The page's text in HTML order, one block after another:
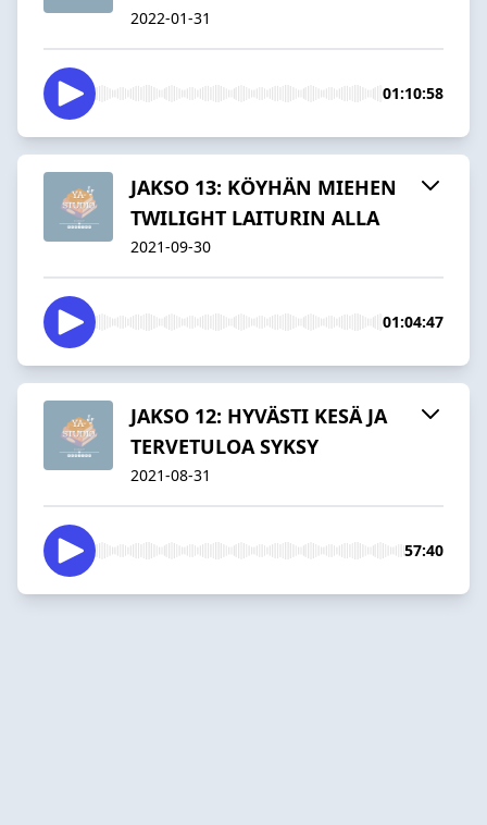
2022-01-31
01:10:58
JAKSO 13: KÖYHÄN MIEHEN
TWILIGHT LAITURIN ALLA
2021-09-30
01:04:47
JAKSO 12: HYVÄSTI KESÄ JA
TERVETULOA SYKSY
2021-08-31
57:40